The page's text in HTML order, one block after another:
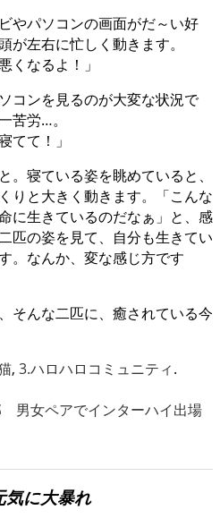
やパソコンの画面がだ～い好
左右に忙しく動きます。
くなるよ！」
コンを見るのが大変な状況で
苦労…。
てて！」
寝ている姿を眺めていると、
りと大きく動きます。「こんな
に生きているのだなぁ」と、感
匹の姿を見て、自分も生きてい
。なんか、変な感じ方です
そんな二匹に、癒されている今
, 3.ハロハロコミュニティ.
男女ペアでインターハイ出場
気に大暴れ